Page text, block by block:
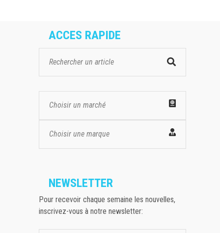
ACCES RAPIDE
Choisir un marché
Choisir une marque
NEWSLETTER
Pour recevoir chaque semaine les nouvelles,
inscrivez-vous à notre newsletter: